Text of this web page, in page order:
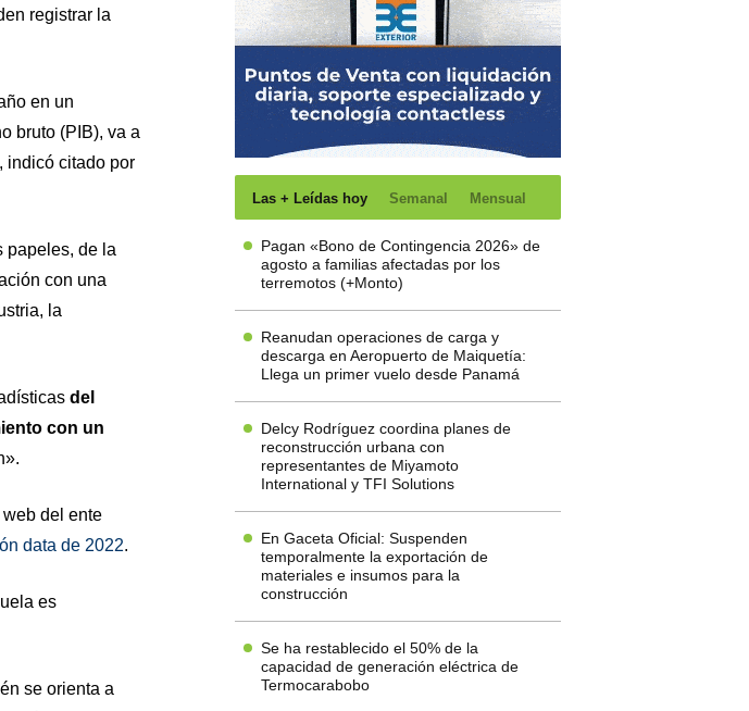
registrar la
en un
bruto (PIB), va a
indicó citado por
papeles, de la
con una
la
del
con un
del ente
data de 2022.
es
se orienta a
Las + Leídas hoy Semanal Mensual
Pagan «Bono de Contingencia 2026» de
agosto a familias afectadas por los
terremotos (+Monto)
Reanudan operaciones de carga y
descarga en Aeropuerto de Maiquetía:
Llega un primer vuelo desde Panamá
Delcy Rodríguez coordina planes de
reconstrucción urbana con
representantes de Miyamoto
International y TFI Solutions
En Gaceta Oficial: Suspenden
temporalmente la exportación de
materiales e insumos para la
construcción
Se ha restablecido el 50% de la
capacidad de generación eléctrica de
Termocarabobo